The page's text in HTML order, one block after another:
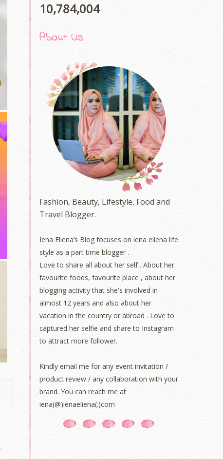
10,784,004
About Us
Fashion, Beauty, Lifestyle, Food and
Travel Blogger.
Iena Eliena’s Blog focuses on iena eliena life
style as a part time blogger .
Love to share all about her self . About her
favourite foods, favourite place , about her
blogging activity that she's involved in
almost 12 years and also about her
vacation in the country or abroad . Love to
captured her selfie and share to Instagram
to attract more follower.
Kindly email me for any event invitation /
product review / any collaboration with your
brand. You can reach me at
iena(@)ienaeliena(.)com